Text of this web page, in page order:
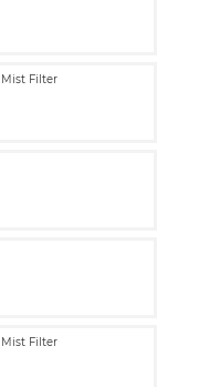
Mist Filter
Mist Filter